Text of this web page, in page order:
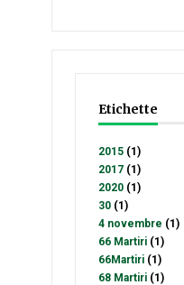
Etichette
2015 (1)
2017 (1)
2020 (1)
30 (1)
4 novembre (1)
66 Martiri (1)
66Martiri (1)
68 Martiri (1)